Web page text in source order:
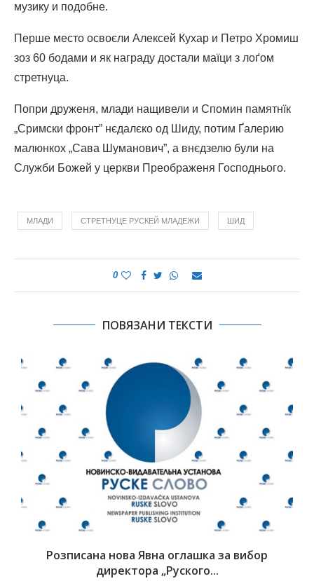
музику и подобне.
Перше место освоєли Алексей Кухар и Петро Хромиш
зоз 60 бодами и як награду достали маїци з лоґом
стретнуца.
Попри друженя, млади нащивели и Спомин памятнїк
„Сримски фронт” нєдалєко од Шиду, потим Ґалерию
малюнкох „Сава Шуманович”, а внєдзелю були на
Служби Божей у церкви Преображеня Господнього.
МЛАДИ СТРЕТНУЦЕ РУСКЕЙ МЛАДЕЖИ ШИД
0
ПОВЯЗАНИ ТЕКСТИ
Розписана нова Явна оглашка за вибор
директора „Руского...